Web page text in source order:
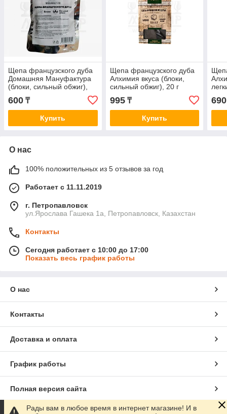
Щепа французского дуба
Домашняя Мануфактура
(блоки, сильный обжиг),
600 ₸
Купить
Щепа французского дуба
Алхимия вкуса (блоки,
сильный обжиг), 20 г
995₸
Купить
690
О нас
100% положительных из 5 отзывов за год
Работает с 11.11.2019
г. Петропавловск
ул.Ярослава Гашека 1а, Петропавловск, Казахстан
Контакты
Сегодня работает с 10:00 до 17:00
Показать весь график работы
О нас
Контакты
Доставка и оплата
График работы
Полная версия сайта
Рады вам в любое время в интернет магазине! И в